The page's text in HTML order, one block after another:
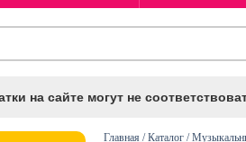
на сайте могут не
Главная /Каталог /